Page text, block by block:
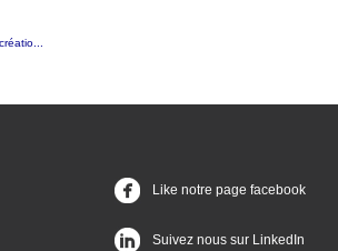
Like notre page facebook
Suivez nous sur LinkedIn